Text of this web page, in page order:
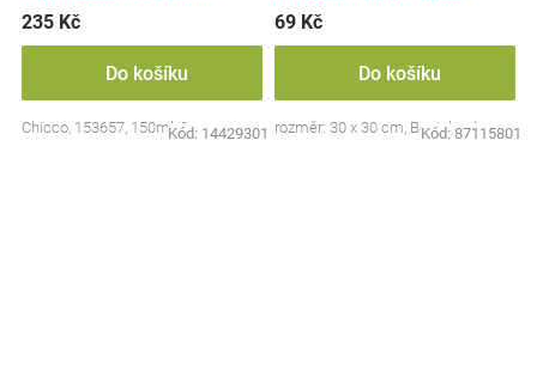
235 Kč
Do košíku
Chicco, 153657, 150ml, 0m+
Kód: 14429301
69 Kč
Do košíku
rozměr: 30 x 30 cm, Bocioland
Kód: 87115801